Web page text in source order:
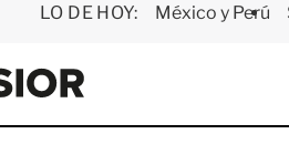
LO DE HOY: México y Perú
E
x
e